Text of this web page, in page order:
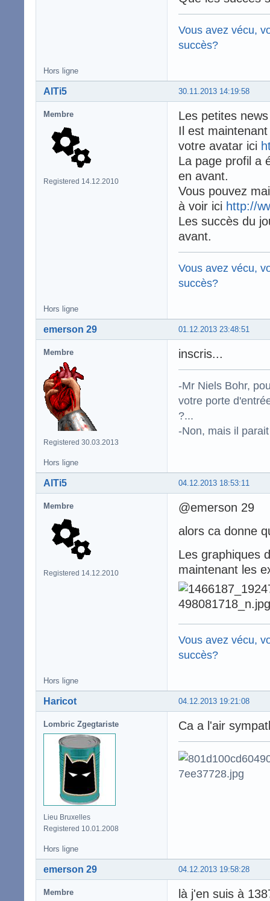
Vous avez vécu,
succès?
Hors ligne
30.11.2013 14:19:58
AlTi5
Membre
Registered 14.12.2010
Les petites
Il est
votre avatar ici
La page profil a
en avant.
Vous pouvez
à voir ici http://
Les succès du
avant.
Vous avez vécu,
succès?
Hors ligne
01.12.2013 23:48:51
emerson 29
Membre
Registered 30.03.2013
inscris...
-Mr Niels Bohr,
votre porte
?...
-Non, mais il
Hors ligne
04.12.2013 18:53:11
AlTi5
Membre
Registered 14.12.2010
@emerson 29
alors ca donne
Les graphiques
maintenant les
Vous avez vécu,
succès?
Hors ligne
04.12.2013 19:21:08
Haricot
Lombric Zgegtariste
Lieu Bruxelles
Registered 10.01.2008
Ca a l'air
Hors ligne
04.12.2013 19:58:28
emerson 29
Membre
là j'en suis à